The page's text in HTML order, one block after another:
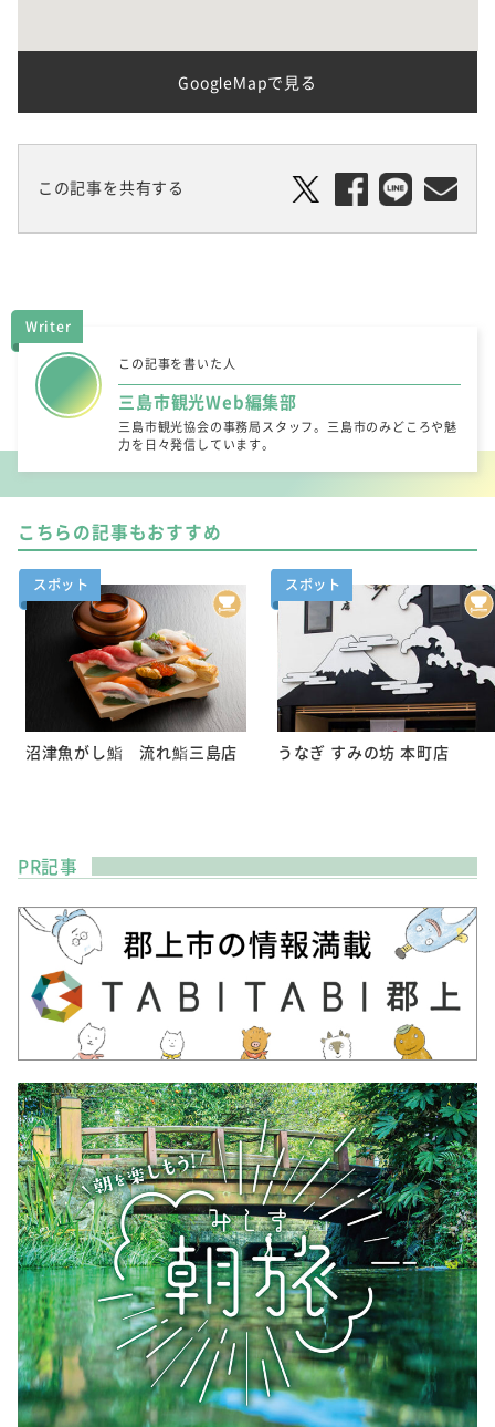
GoogleMapで見る
この記事を共有する
Writer
この記事を書いた人
三島市観光Web編集部
三島市観光協会の事務局スタッフ。三島市のみどころや魅
力を日々発信しています。
こちらの記事もおすすめ
スポット
沼津魚がし鮨 流れ鮨三島店
スポット
うなぎ すみの坊 本町店
PR記事